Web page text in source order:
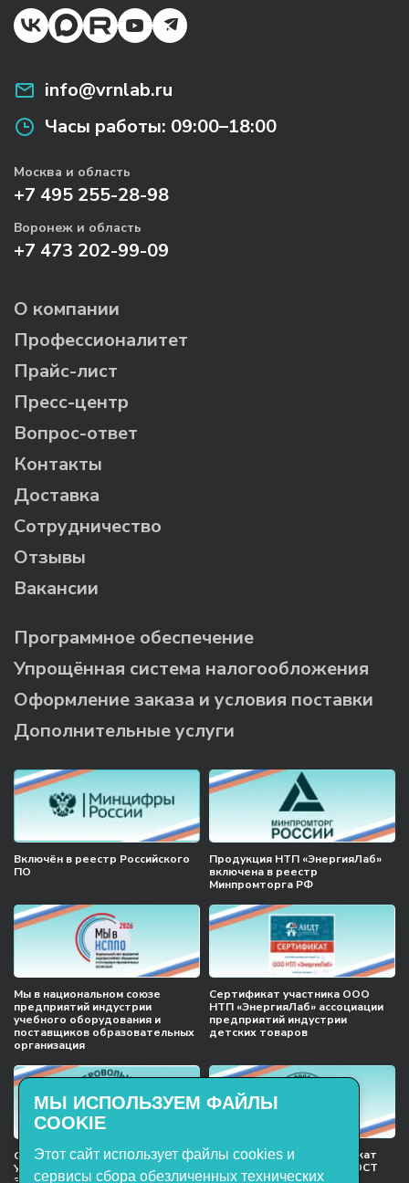
info@vrnlab.ru
Часы работы: 09:00–18:00
Москва и область
+7 495 255-28-98
Воронеж и область
+7 473 202-99-09
О компании
Профессионалитет
Прайс-лист
Пресс-центр
Вопрос-ответ
Контакты
Доставка
Сотрудничество
Отзывы
Вакансии
Программное обеспечение
Упрощённая система налогообложения
Оформление заказа и условия поставки
Дополнительные услуги
Включён в реестр Российского
ПО
Продукция НТП «ЭнергияЛаб»
включена в реестр
Минпромторга РФ
Мы в национальном союзе
предприятий индустрии
учебного оборудования и
поставщиков образовательных
организация
Сертификат участника ООО
НТП «ЭнергияЛаб» ассоциации
предприятий индустрии
детских товаров
Сертификат соответствия
Учебное оборудование, марки
Международный сертификат
менеджмента качества ГОСТ
МЫ ИСПОЛЬЗУЕМ ФАЙЛЫ
COOKIE
Этот сайт использует файлы cookies и
сервисы сбора обезличенных технических